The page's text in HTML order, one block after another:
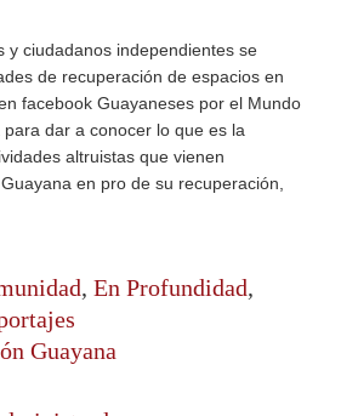
y ciudadanos independientes se
de recuperación de espacios en
facebook Guayaneses por el Mundo
dar a conocer lo que es la
altruistas que vienen
en pro de su recuperación,
, En Profundidad,
Guayana